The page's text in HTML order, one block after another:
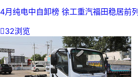
4月纯电中自卸榜 徐工重汽福田稳居前列
32浏览